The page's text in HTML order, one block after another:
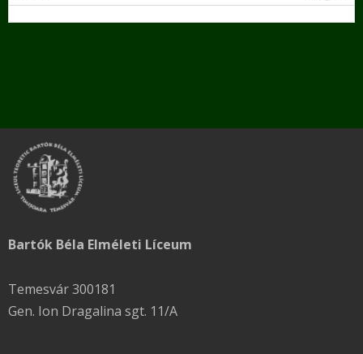
Bartók Béla Elméleti Líceum
Temesvár 300181
Gen. Ion Dragalina sgt. 11/A